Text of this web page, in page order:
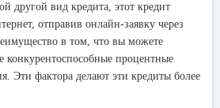
другой вид кредита, этот кредит
отправив онлайн-заявку через
в том, что вы можете
конкурентоспособные процентные
Эти фактора делают эти кредиты более